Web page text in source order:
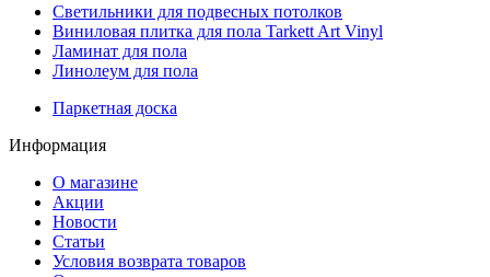
Светильники для подвесных потолков
Виниловая плитка для пола Tarkett Art Vinyl
Ламинат для пола
Линолеум для пола
Паркетная доска
Информация
О магазине
Акции
Новости
Статьи
Условия возврата товаров